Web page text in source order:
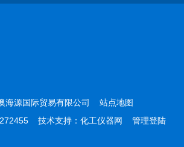
海源国际贸易有限公司 站点地图
技术支持： 化工仪器网 管理登陆